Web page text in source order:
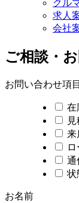
クル
求人
会社
ご相談・
お問い合わせ項目
在
来
通
状
お名前